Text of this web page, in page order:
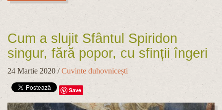
Cum a slujit Sfântul Spiridon
singur, fără popor, cu sfinții îngeri
24 Martie 2020 /Cuvinte duhovnicești
Save